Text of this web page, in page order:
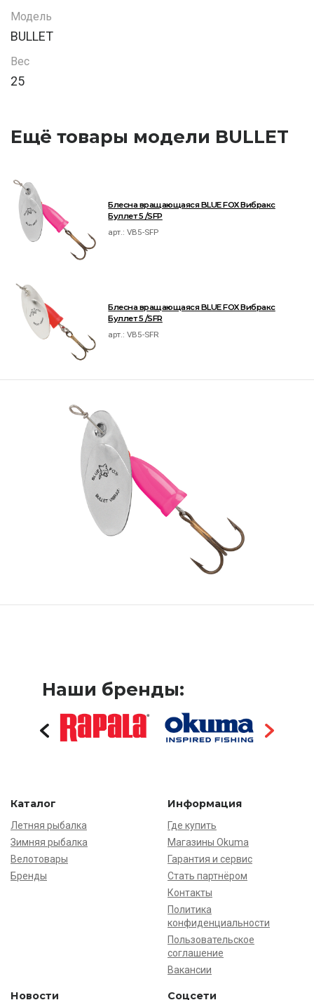
Модель
BULLET
Вес
25
Ещё товары модели BULLET
Блесна вращающаяся BLUE FOX Вибракс
Буллет 5 /SFP
арт.:VB5-SFP
Блесна вращающаяся BLUE FOX Вибракс
Буллет 5 /SFR
арт.:VB5-SFR
Наши бренды:
Каталог
Летняя рыбалка
Зимняя рыбалка
Велотовары
Бренды
Информация
Где купить
Магазины Okuma
Гарантия и сервис
Стать партнёром
Контакты
Политика
конфиденциальности
Пользовательское
соглашение
Вакансии
Новости Соцсети